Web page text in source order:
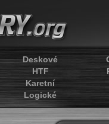
Deskové
HTF
Karetní
Logické